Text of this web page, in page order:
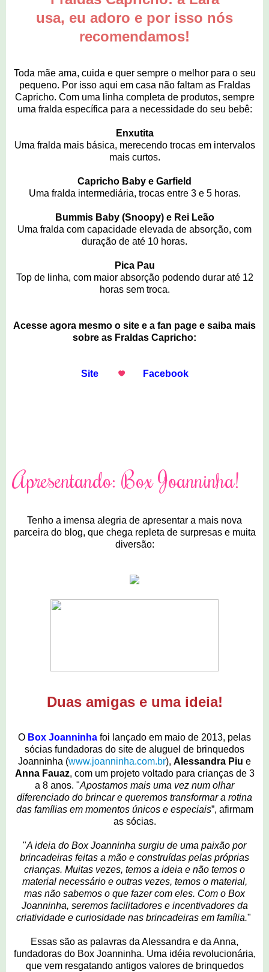
usa, eu adoro e por isso nós
recomendamos!
Toda mãe ama, cuida e quer sempre o melhor para o seu
pequeno. Por isso aqui em casa não faltam as Fraldas
Capricho. Com uma linha completa de produtos, sempre
uma fralda específica para a necessidade do seu bebê:
Enxutita
Uma fralda mais básica, merecendo trocas em intervalos
mais curtos.
Capricho Baby e Garfield
Uma fralda intermediária, trocas entre 3 e 5 horas.
Bummis Baby (Snoopy) e Rei Leão
Uma fralda com capacidade elevada de absorção, com
duração de até 10 horas.
Pica Pau
Top de linha, com maior absorção podendo durar até 12
horas sem troca.
Acesse agora mesmo o site e a fan page e saiba mais
sobre as Fraldas Capricho:
Site Facebook
Apresentando: Box Joanninha!
Tenho a imensa alegria de apresentar a mais nova
parceira do blog, que chega repleta de surpresas e muita
diversão:
Duas amigas e uma ideia!
O Box Joanninha foi lançado em maio de 2013, pelas
sócias fundadoras do site de aluguel de brinquedos
Joanninha (www.joanninha.com.br), Alessandra Piu e
Anna Fauaz, com um projeto voltado para crianças de 3
a 8 anos. "Apostamos mais uma vez num olhar
diferenciado do brincar e queremos transformar a rotina
das famílias em momentos únicos e especiais”, afirmam
as sócias.
"A ideia do Box Joanninha surgiu de uma paixão por
brincadeiras feitas a mão e construídas pelas próprias
crianças. Muitas vezes, temos a ideia e não temos o
material necessário e outras vezes, temos o material,
mas não sabemos o que fazer com eles. Com o Box
Joanninha, seremos facilitadores e incentivadores da
criatividade e curiosidade nas brincadeiras em família."
Essas são as palavras da Alessandra e da Anna,
fundadoras do Box Joanninha. Uma idéia revolucionária,
que vem resgatando antigos valores de brinquedos